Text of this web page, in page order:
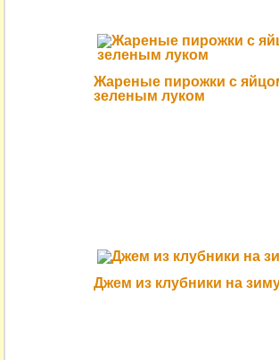
Жареные пирожки с
зеленым луком
Джем из клубники на